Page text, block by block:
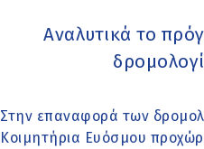
Αναλυτικά το
Στην επαναφορά των
Κοιμητήρια Ευόσμου